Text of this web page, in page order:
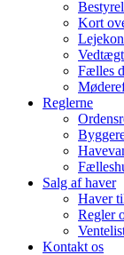
Kort
Fælles
Reglerne
Salg af haver
Haver
Regler
Kontakt os